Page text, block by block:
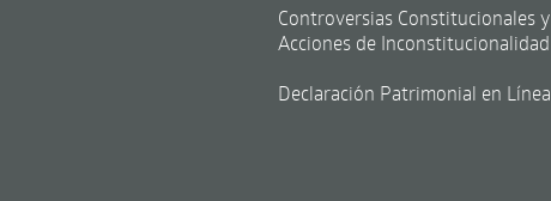
Controversias Constitucionales y
Acciones de Inconstitucionalidad
Declaración Patrimonial en Línea